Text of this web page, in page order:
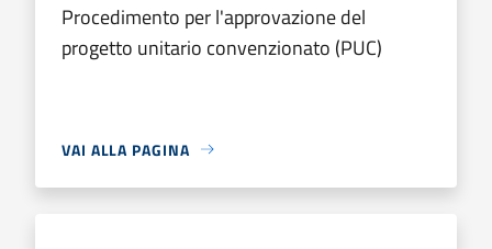
Procedimento per l'approvazione del
progetto unitario convenzionato (PUC)
VAI ALLA PAGINA